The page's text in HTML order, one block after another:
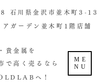
ME
NU
石川県金沢市並木町3-13
アガーデン並木町1階店舗​
貴金属を
で高く売るなら
へ！